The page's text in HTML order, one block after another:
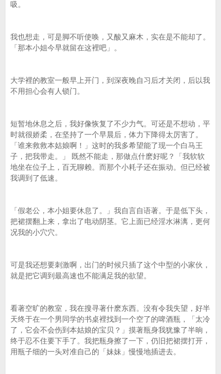
吸。
我也想走，可是脚不听使唤，又酸又麻木，实在是不能却了。
「那本小姐今早就留在这裡吧」。
大学裡的教室一般早上开门，到深夜晚自习后才关闭，后以我
不用担心会有人锁门。
短暂地休息之后，我好像恢复了不少力气。可还是不想动，平
时就很娇柔，在坚持了一个早晨后，体力下降得太厉害了。
「谁来救救本姑娘啊！」这时的我多希望能了现一个白马王
子，把我带走。」 既然不能走，那做点什麽好呢？「我软软
地坐在位子上，百无聊赖。而那个小耗子还在振动。但已经被
我调到了低速。
「假老公，本小姐要休息了。」我自言自语著。于是低下头，
把裙摆翻上来，拿出了电动阴茎。它上面已经淫水淋漓，更何
况我的小穴穴。
可是我还想要刺激啊，出门的时候只插了这个中型的小家伙，
就是把它调到最高速也不能满足我的欲望。
看著空旷的教室，我在搜寻著什麽东西。没有令我失望，好半
天终于在一个男同学的书桌裡找到一个空了的啤酒瓶，「太冷
了，它会不会伤到本姑娘的宝贝？」摸著瓶身我犹豫了半晌，
终于忍不住要下手了。我把瓶身擦了一下，仍旧把裙摆打开，
用瓶子细的一头对准自己的「妹妹」慢慢地插进去。